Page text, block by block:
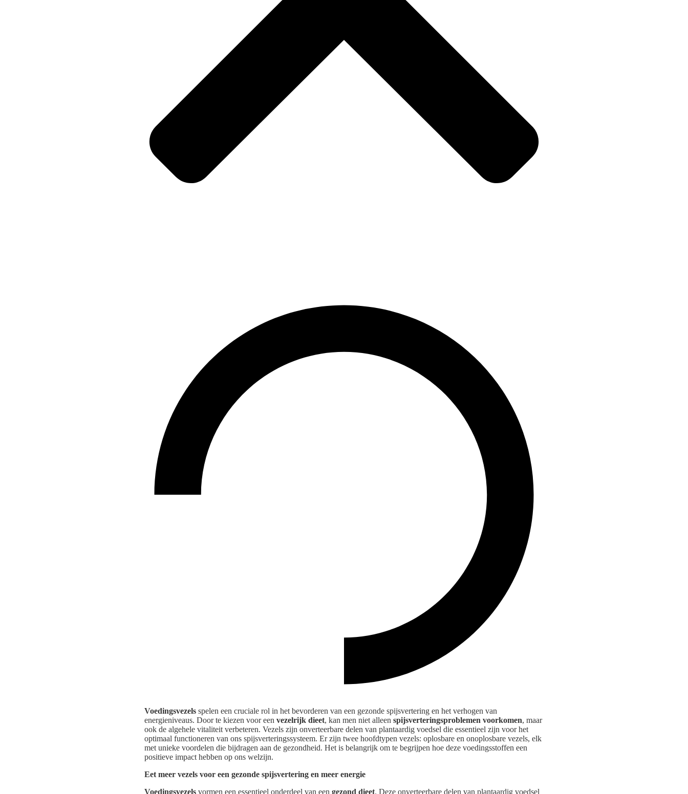
Voedingsvezels spelen een cruciale rol in het bevorderen van een gezonde spijsvertering en het verhogen van
energieniveaus. Door te kiezen voor een vezelrijk dieet, kan men niet alleen spijsverteringsproblemen voorkomen, maar
ook de algehele vitaliteit verbeteren. Vezels zijn onverteerbare delen van plantaardig voedsel die essentieel zijn voor het
optimaal functioneren van ons spijsverteringssysteem. Er zijn twee hoofdtypen vezels: oplosbare en onoplosbare vezels, elk
met unieke voordelen die bijdragen aan de gezondheid. Het is belangrijk om te begrijpen hoe deze voedingsstoffen een
positieve impact hebben op ons welzijn.
Eet meer vezels voor een gezonde spijsvertering en meer energie
Voedingsvezels vormen een essentieel onderdeel van een gezond dieet. Deze onverteerbare delen van plantaardig voedsel